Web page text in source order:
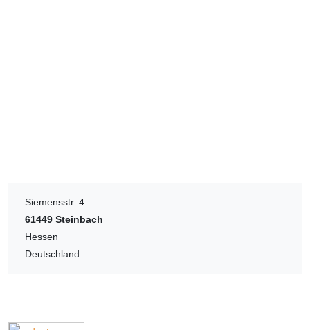
Siemensstr. 4
61449 Steinbach
Hessen
Deutschland